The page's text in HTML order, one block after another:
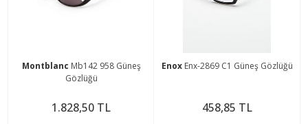
Montblanc Mb142 958 Güneş
Gözlüğü
1.828,50 TL
Enox Enx-2869 C1 Güneş Gözlüğü
458,85 TL